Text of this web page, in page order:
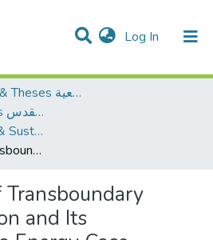
Log In (current)
& Collections
of DSpace
Dissertations & Theses الرسائل الجامعية
AQU Master Theses الرسائل الجامعية الخاصة بجامعة القدس
Renewable Energy & Sustainability الطاقة المتجددة والاستدامة
Assessment of Transboundary Sludge Pollution and Its Conversion into Energy Case Study: Nablus West Wastewater Treatment Plant
and Its